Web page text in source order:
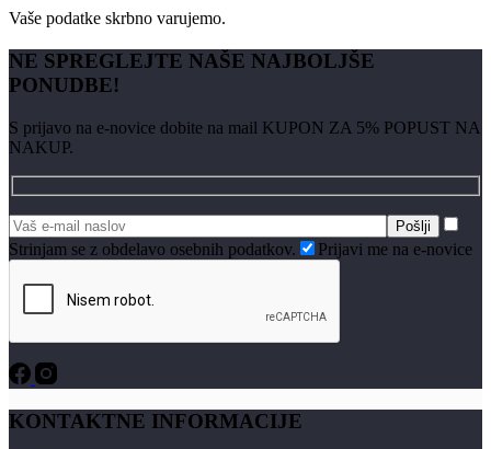
Vaše podatke skrbno varujemo.
NE SPREGLEJTE NAŠE NAJBOLJŠE
PONUDBE!
S prijavo na e-novice dobite na mail KUPON ZA 5% POPUST NA
NAKUP.
Strinjam se z obdelavo osebnih podatkov. Prijavi me na e-novice
KONTAKTNE INFORMACIJE